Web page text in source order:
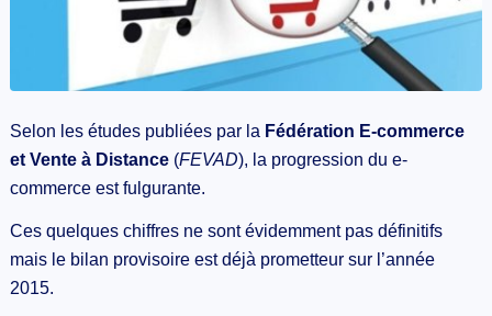
Selon les études publiées par la Fédération E-commerce
et Vente à Distance(FEVAD), la progression du e-
commerce est fulgurante.
Ces quelques chiffres ne sont évidemment pas définitifs
mais le bilan provisoire est déjà prometteur sur l’année
2015.